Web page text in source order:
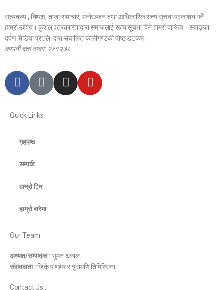
सत्यतथ्य , निष्पक्ष, ताजा समाचार, मनोरञ्जन तथा आधिकारिक सत्य सूचना प्रकाशन गर्ने
हाम्रो उद्देश्य। कुशल पत्रकारिताद्वारा समाजलाई सत्य सूचना दिने हाम्रो दायित्व। स्याङ्जा
दर्पण मिडिया प्रा.लि. द्वारा संचालित कालीगण्डकी पोष्ट डटकम।
कम्पनी दर्ता नम्बर: २४१२७८
Quick Links
गृहपृष्ठ
सम्पर्क
हाम्रो टिम
हाम्रो बारेमा
Our Team
अध्यक्ष/सम्पादक : सुमन ढकाल
संवाददाता : जिके पाण्डेय र चुरामणि तिमिल्सिना
Contact Us :